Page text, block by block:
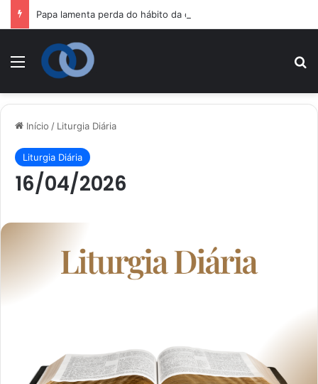
Menu
Início / Liturgia Diária
Liturgia Diária
16/04/2026